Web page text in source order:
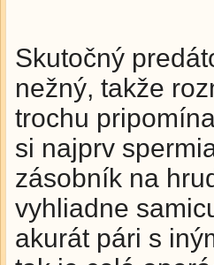
Skutočný
nežný, takže
trochu
si najprv
zásobník na
vyhliadne
akurát pári s